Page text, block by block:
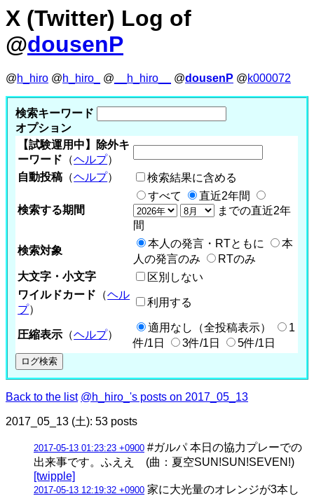
X (Twitter) Log of
@dousenP
@h_hiro @h_hiro_ @ __h_hiro__ @dousenP @k000072
検索キーワード
オプション
【試験運用中】除外キ
ーワード （ヘルプ）
自動投稿 （ヘルプ） 検索結果に含める
検索する期間
すべて
直近2年間
までの直近2年
間
検索対象
本人の発言・RTともに
本
人の発言のみ
RTのみ
大文字・小文字
区別しない
ワイルドカード （ヘル
プ）
利用する
圧縮表示 （ヘルプ）
適用なし（全投稿表示）
1
件/1日
3件/1日 5件/1日
Back to the list @h_hiro_'s posts on 2017_05_13
2017_05_13 (土): 53 posts
2017-05-13 01:23:23 +0900 #ガルパ 本日の協力プレーでの
出来事です。ふええ (曲：夏空SUN!SUN!SEVEN!)
[twipple]
2017-05-13 12:19:32 +0900 家に大光量のオレンジが3本し